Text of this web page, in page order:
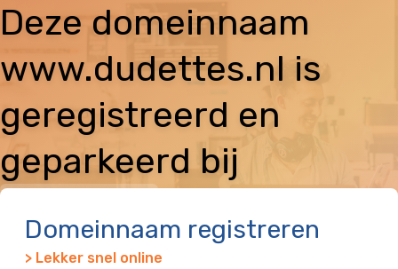
Deze domeinnaam
www.dudettes.nl is
geregistreerd en
geparkeerd bij
Domeinnaam registreren
> Lekker snel online